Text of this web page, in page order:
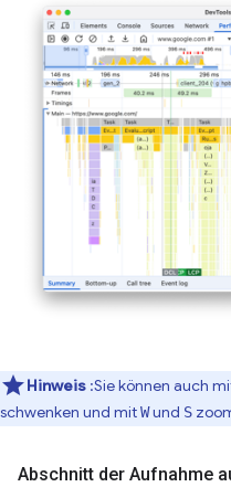
Hinweis :Sie können auch
schwenken und mitWund S
Abschnitt der Aufnahme